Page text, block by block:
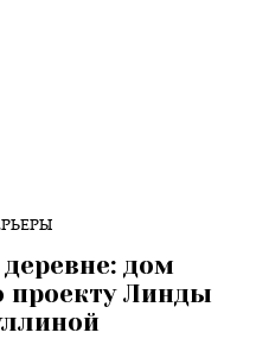
дом
проекту Линды